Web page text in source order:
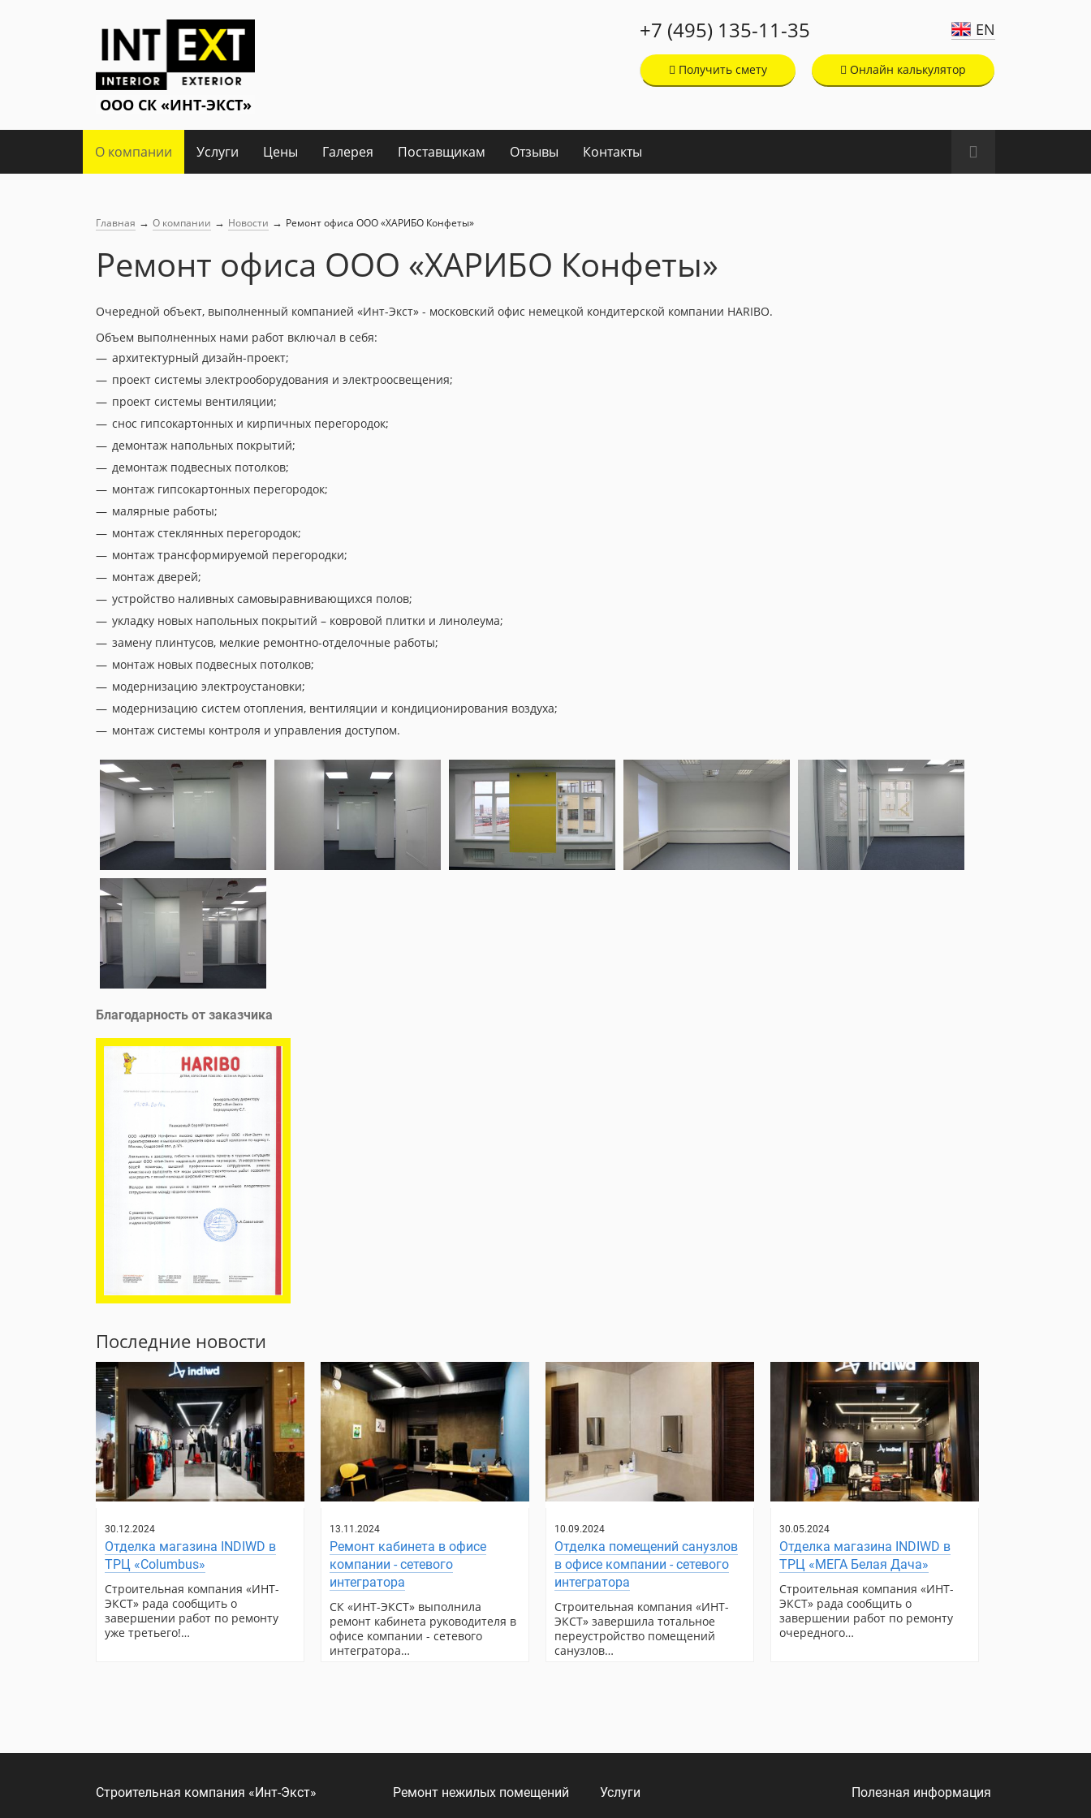
+7 (495) 135-11-35 EN
Онлайн калькулятор
Получить смету
О компании Услуги Цены Галерея Поставщикам Отзывы Контакты
Главная → О компании → Новости → Ремонт офиса ООО «ХАРИБО Конфеты»
Ремонт офиса ООО «ХАРИБО Конфеты»
Очередной объект, выполненный компанией «Инт-Экст» - московский офис немецкой кондитерской компании HARIBO.
Объем выполненных нами работ включал в себя:
архитектурный дизайн-проект;
проект системы электрооборудования и электроосвещения;
проект системы вентиляции;
снос гипсокартонных и кирпичных перегородок;
демонтаж напольных покрытий;
демонтаж подвесных потолков;
монтаж гипсокартонных перегородок;
малярные работы;
монтаж стеклянных перегородок;
монтаж трансформируемой перегородки;
монтаж дверей;
устройство наливных самовыравнивающихся полов;
укладку новых напольных покрытий – ковровой плитки и линолеума;
замену плинтусов, мелкие ремонтно-отделочные работы;
монтаж новых подвесных потолков;
модернизацию электроустановки;
модернизацию систем отопления, вентиляции и кондиционирования воздуха;
монтаж системы контроля и управления доступом.
Благодарность от заказчика
Последние новости
30.12.2024
Отделка магазина INDIWD в
ТРЦ «Columbus»
Строительная компания «ИНТ-
ЭКСТ» рада сообщить о
завершении работ по ремонту
уже третьего!…
13.11.2024
Ремонт кабинета в офисе
компании - сетевого
интегратора
СК «ИНТ-ЭКСТ» выполнила
ремонт кабинета руководителя в
офисе компании - сетевого
интегратора…
10.09.2024
Отделка помещений санузлов
в офисе компании - сетевого
интегратора
Строительная компания «ИНТ-
ЭКСТ» завершила тотальное
переустройство помещений
санузлов…
30.05.2024
Отделка магазина INDIWD в
ТРЦ «МЕГА Белая Дача»
Строительная компания «ИНТ-
ЭКСТ» рада сообщить о
завершении работ по ремонту
очередного…
Строительная компания «Инт-Экст» Полезная информация
Услуги
Ремонт нежилых помещений